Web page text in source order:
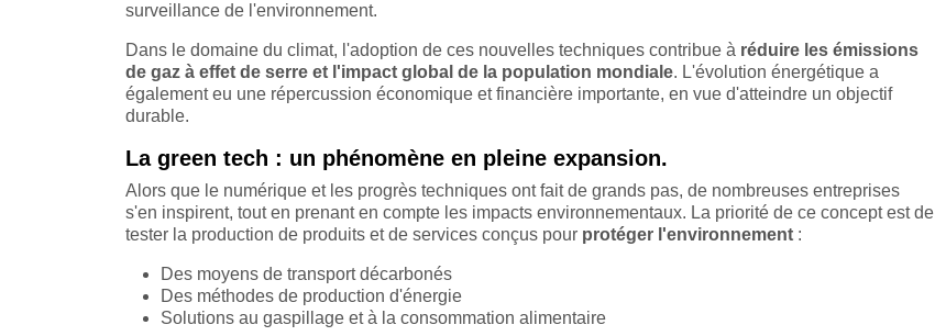
surveillance de l'environnement.
Dans le domaine du climat, l'adoption de ces nouvelles techniques contribue à réduire les émissions
de gaz à effet de serre et l'impact global de la population mondiale. L'évolution énergétique a
également eu une répercussion économique et financière importante, en vue d'atteindre un objectif
durable.
La green tech : un phénomène en pleine expansion.
Alors que le numérique et les progrès techniques ont fait de grands pas, de nombreuses entreprises
s'en inspirent, tout en prenant en compte les impacts environnementaux. La priorité de ce concept est de
tester la production de produits et de services conçus pour protéger l'environnement :
Des moyens de transport décarbonés
Des méthodes de production d'énergie
Solutions au gaspillage et à la consommation alimentaire